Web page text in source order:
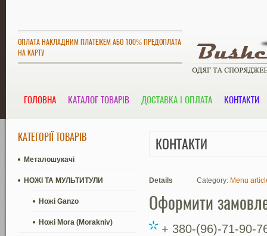
ОПЛАТА НАКЛАДНИМ ПЛАТЕЖЕМ АБО 100% ПРЕДОПЛАТА
НА КАРТУ
ГОЛОВНА КАТАЛОГ ТОВАРІВ ДОСТАВКА І ОПЛАТА КОНТАКТИ
КАТЕГОРІЇ ТОВАРІВ
Металошукачі
НОЖІ ТА МУЛЬТИТУЛИ
Ножі Ganzo
Ножі Mora (Morakniv)
КОНТАКТИ
Details Category: Menu
Оформити
+ 380-(96)-71-90-